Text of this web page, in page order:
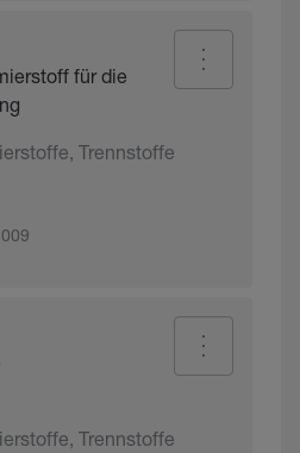
für die
Trennstoffe
Trennstoffe